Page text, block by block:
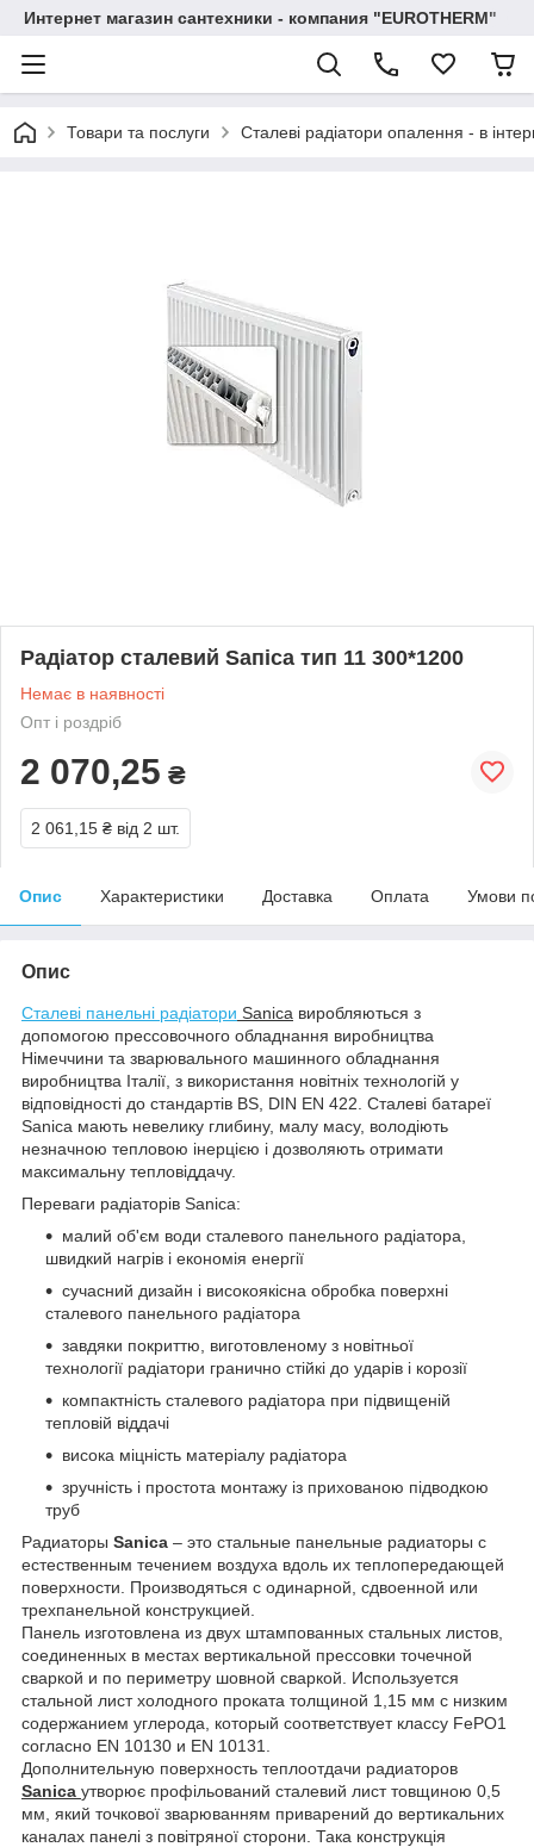
Интернет магазин сантехники - компания "EUROTHERM"
Товари та послуги Сталеві радіатори опалення - в
Радіатор сталевий Ѕапіса тип 11 300*1200
Немає в наявності
Опт і роздріб
2 070,25 ₴
2 061,15 ₴ від 2 шт.
Опис Характеристики Доставка Оплата Умови
Опис
Сталеві панельні радіатори Sanica виробляються з
допомогою прессовочного обладнання виробництва
Німеччини та зварювального машинного обладнання
виробництва Італії, з використання новітніх технологій у
відповідності до стандартів BS, DIN EN 422. Сталеві батареї
Sanica мають невелику глибину, малу масу, володіють
незначною тепловою інерцією і дозволяють отримати
максимальну тепловіддачу.
Переваги радіаторів Sanica:
малий об'єм води сталевого панельного радіатора,
швидкий нагрів і економія енергії
сучасний дизайн і високоякісна обробка поверхні
сталевого панельного радіатора
завдяки покриттю, виготовленому з новітньої
технології радіатори гранично стійкі до ударів і корозії
компактність сталевого радіатора при підвищеній
тепловій віддачі
висока міцність матеріалу радіатора
зручність і простота монтажу із прихованою підводкою
труб
Радиаторы Sanica – это стальные панельные радиаторы с
естественным течением воздуха вдоль их теплопередающей
поверхности. Производяться с одинарной, сдвоенной или
трехпанельной конструкцией.
Панель изготовлена из двух штампованных стальных листов,
соединенных в местах вертикальной прессовки точечной
сваркой и по периметру шовной сваркой. Используется
стальной лист холодного проката толщиной 1,15 мм с низким
содержанием углерода, который соответствует классу FePO1
согласно EN 10130 и EN 10131.
Дополнительную поверхность теплоотдачи радиаторов
Sanica утворює профільований сталевий лист товщиною 0,5
мм, який точкової зварюванням приварений до вертикальних
каналах панелі з повітряної сторони. Така конструкція